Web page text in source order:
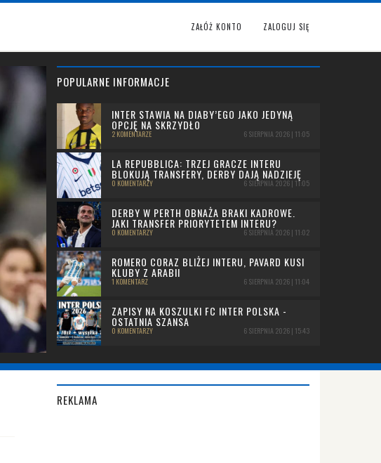
ZAŁÓŻ KONTO ZALOGUJ SIĘ
POPULARNE INFORMACJE
INTER STAWIA NA DIABY’EGO JAKO JEDYNĄ
OPCJĘ NA SKRZYDŁO
2 KOMENTARZE 6 SIERPNIA 2026 | 11:05
LA REPUBBLICA: TRZEJ GRACZE INTERU
BLOKUJĄ TRANSFERY, DERBY DAJĄ NADZIEJĘ
0 KOMENTARZY 6 SIERPNIA 2026 | 11:05
DERBY W PERTH OBNAŻA BRAKI KADROWE.
JAKI TRANSFER PRIORYTETEM INTERU?
0 KOMENTARZY 6 SIERPNIA 2026 | 11:02
ROMERO CORAZ BLIŻEJ INTERU, PAVARD KUSI
KLUBY Z ARABII
1 KOMENTARZ 6 SIERPNIA 2026 | 11:04
ZAPISY NA KOSZULKI FC INTER POLSKA -
OSTATNIA SZANSA
0 KOMENTARZY 6 SIERPNIA 2026 | 15:43
REKLAMA